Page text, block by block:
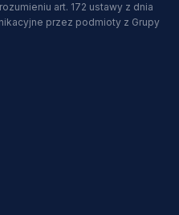
art. 172 ustawy z dnia
przez podmioty z Grupy